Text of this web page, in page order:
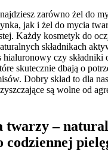
zarówno żel do
jak i żel do mycia
Każdy kosmetyk do
składnikach
czy składniki
skutecznie dbają o
Dobry skład to dla
są wolne od
twarzy –
codziennej